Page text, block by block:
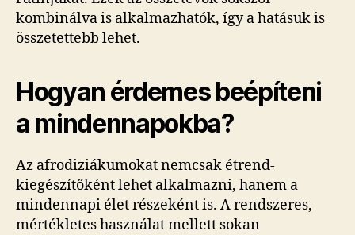
kombinálva is alkalmazhatók, így a hatásuk is
összetettebb lehet.
Hogyan érdemes beépíteni
a mindennapokba?
Az afrodiziákumokat nemcsak étrend-
kiegészítőként lehet alkalmazni, hanem a
mindennapi élet részeként is. A rendszeres,
mértékletes használat mellett sokan